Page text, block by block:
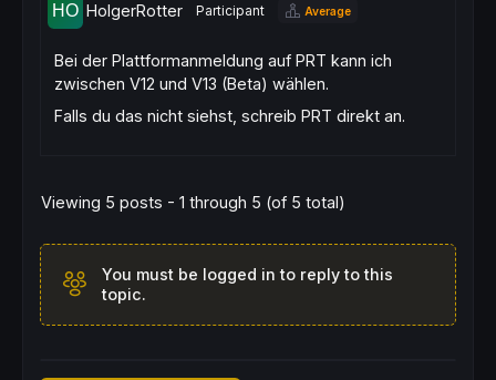
HolgerRotter Participant Average
Bei der Plattformanmeldung auf PRT kann ich
zwischen V12 und V13 (Beta) wählen.
Falls du das nicht siehst, schreib PRT direkt an.
Viewing 5 posts - 1 through 5 (of 5 total)
You must be logged in to reply to this
topic.